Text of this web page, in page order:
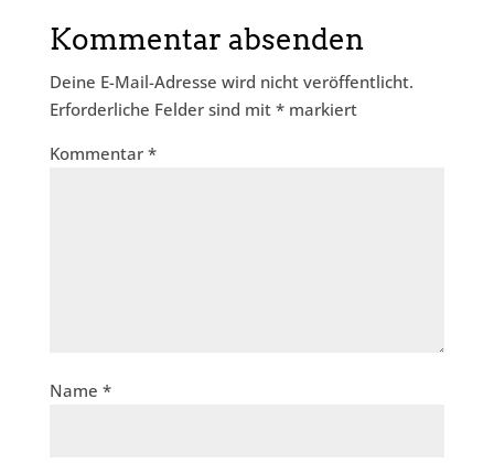
Kommentar absenden
Deine E-Mail-Adresse wird nicht veröffentlicht.
Erforderliche Felder sind mit *markiert
Kommentar *
Name *